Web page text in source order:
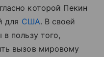
которой Пекин
для США. В своей
пользу того,
вызов мировому